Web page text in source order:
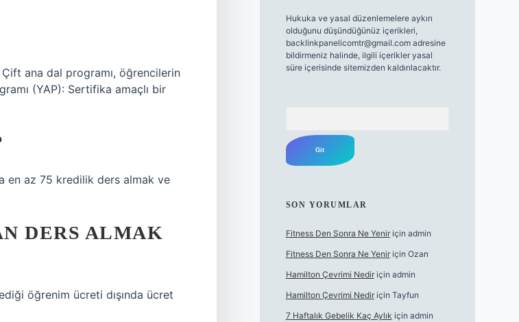
ana dal programı, öğrencilerin
(YAP): Sertifika amaçlı bir
en az 75 kredilik ders almak ve
DERS ALMAK
öğrenim ücreti dışında ücret
Hukuka ve yasal düzenlemelere aykırı
olduğunu düşündüğünüz içerikleri,
backlinkpanelicomtr@gmail.comadresine
bildirmeniz halinde, ilgili içerikler yasal
süre içerisinde sitemizden kaldırılacaktır.
SON YORUMLAR
Fitness Den Sonra Ne Yeniriçin admin
Fitness Den Sonra Ne Yeniriçin Ozan
Hamilton Çevrimi Nediriçin admin
Hamilton Çevrimi Nediriçin Tayfun
7 Haftalık Gebelik Kaç Aylık için admin